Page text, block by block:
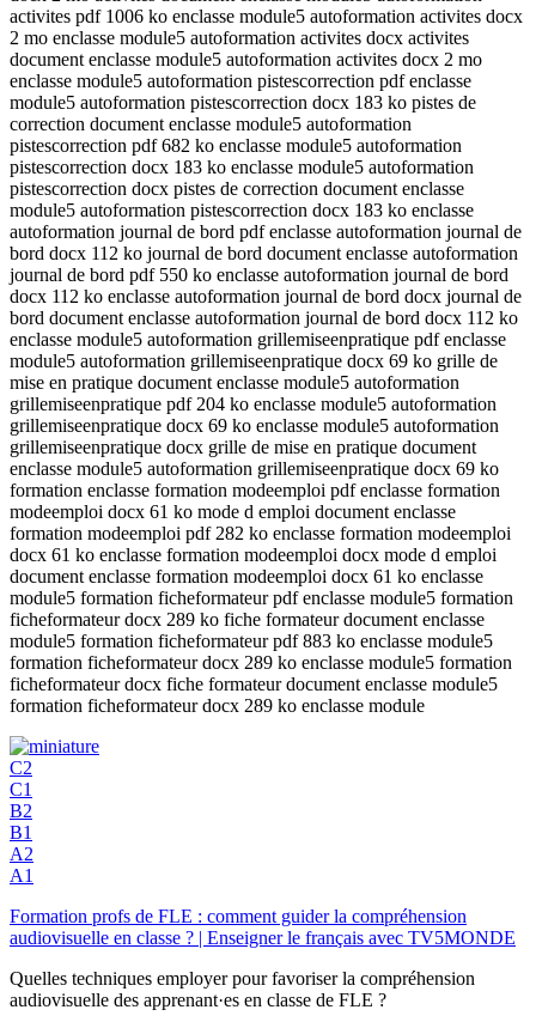
activites pdf 1006 ko enclasse module5 autoformation activites docx
2 mo enclasse module5 autoformation activites docx activites
document enclasse module5 autoformation activites docx 2 mo
enclasse module5 autoformation pistescorrection pdf enclasse
module5 autoformation pistescorrection docx 183 ko pistes de
correction document enclasse module5 autoformation
pistescorrection pdf 682 ko enclasse module5 autoformation
pistescorrection docx 183 ko enclasse module5 autoformation
pistescorrection docx pistes de correction document enclasse
module5 autoformation pistescorrection docx 183 ko enclasse
autoformation journal de bord pdf enclasse autoformation journal de
bord docx 112 ko journal de bord document enclasse autoformation
journal de bord pdf 550 ko enclasse autoformation journal de bord
docx 112 ko enclasse autoformation journal de bord docx journal de
bord document enclasse autoformation journal de bord docx 112 ko
enclasse module5 autoformation grillemiseenpratique pdf enclasse
module5 autoformation grillemiseenpratique docx 69 ko grille de
mise en pratique document enclasse module5 autoformation
grillemiseenpratique pdf 204 ko enclasse module5 autoformation
grillemiseenpratique docx 69 ko enclasse module5 autoformation
grillemiseenpratique docx grille de mise en pratique document
enclasse module5 autoformation grillemiseenpratique docx 69 ko
formation enclasse formation modeemploi pdf enclasse formation
modeemploi docx 61 ko mode d emploi document enclasse
formation modeemploi pdf 282 ko enclasse formation modeemploi
docx 61 ko enclasse formation modeemploi docx mode d emploi
document enclasse formation modeemploi docx 61 ko enclasse
module5 formation ficheformateur pdf enclasse module5 formation
ficheformateur docx 289 ko fiche formateur document enclasse
module5 formation ficheformateur pdf 883 ko enclasse module5
formation ficheformateur docx 289 ko enclasse module5 formation
ficheformateur docx fiche formateur document enclasse module5
formation ficheformateur docx 289 ko enclasse module
C2
C1
B2
B1
A2
A1
Formation profs de FLE : comment guider la compréhension
audiovisuelle en classe ? | Enseigner le français avec TV5MONDE
Quelles techniques employer pour favoriser la compréhension
audiovisuelle des apprenant·es en classe de FLE ?